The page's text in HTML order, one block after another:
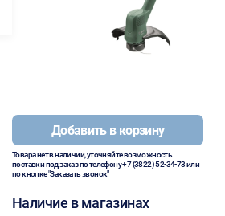
Добавить в корзину
Товара нет в наличии, уточняйте возможность
поставки под заказ по телефону+7 (3822) 52-34-73или
по кнопке "Заказать звонок"
Наличие в магазинах